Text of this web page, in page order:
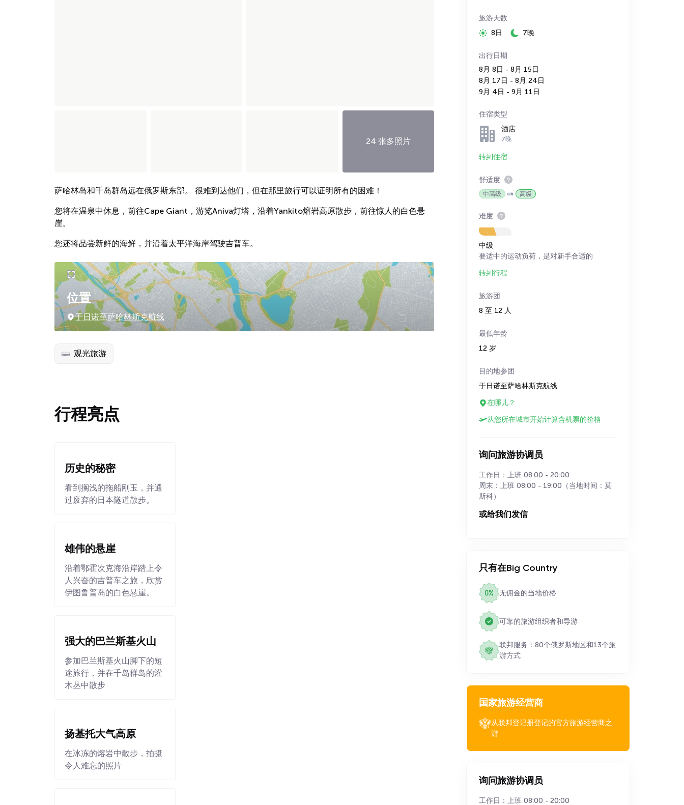
24 张多照片
萨哈林岛和千岛群岛远在俄罗斯东部。 很难到达他们，但在那里旅行可以证明所有的困难！
您将在温泉中休息，前往Cape Giant，游览Aniva灯塔，沿着Yankito熔岩高原散步，前往惊人的白色悬
崖。
您还将品尝新鲜的海鲜，并沿着太平洋海岸驾驶吉普车。
位置
于日诺至萨哈林斯克航线
观光旅游
行程亮点
历史的秘密
看到搁浅的拖船刚玉，并通
过废弃的日本隧道散步。
雄伟的悬崖
沿着鄂霍次克海沿岸踏上令
人兴奋的吉普车之旅，欣赏
伊图鲁普岛的白色悬崖。
强大的巴兰斯基火山
参加巴兰斯基火山脚下的短
途旅行，并在千岛群岛的灌
木丛中散步
扬基托大气高原
在冰冻的熔岩中散步，拍摄
令人难忘的照片
旅游天数
8日
7晚
出行日期
8月 8日 - 8月 15日
8月 17日 - 8月 24日
9月 4日 - 9月 11日
住宿类型
酒店
7晚
转到住宿
舒适度
中高级 高级
难度
中级
要适中的运动负荷，是对新手合适的
转到行程
旅游团
8 至 12 人
最低年龄
12 岁
目的地参团
于日诺至萨哈林斯克航线
在哪儿？
从您所在城市开始计算含机票的价格
询问旅游协调员
工作日：上班 08:00 - 20:00
周末：上班 08:00 - 19:00（当地时间：莫
斯科）
或给我们发信
只有在Big Country
无佣金的当地价格
可靠的旅游组织者和导游
联邦服务：80个俄罗斯地区和13个旅
游方式
国家旅游经营商
从联邦登记册登记的官方旅游经营商之
游
询问旅游协调员
工作日：上班 08:00 - 20:00